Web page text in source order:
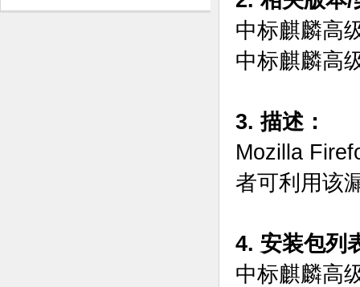
中标麒麟高
中标麒麟高
3. 描述：
Mozilla
者可利用该
4. 安装包列
中标麒麟高